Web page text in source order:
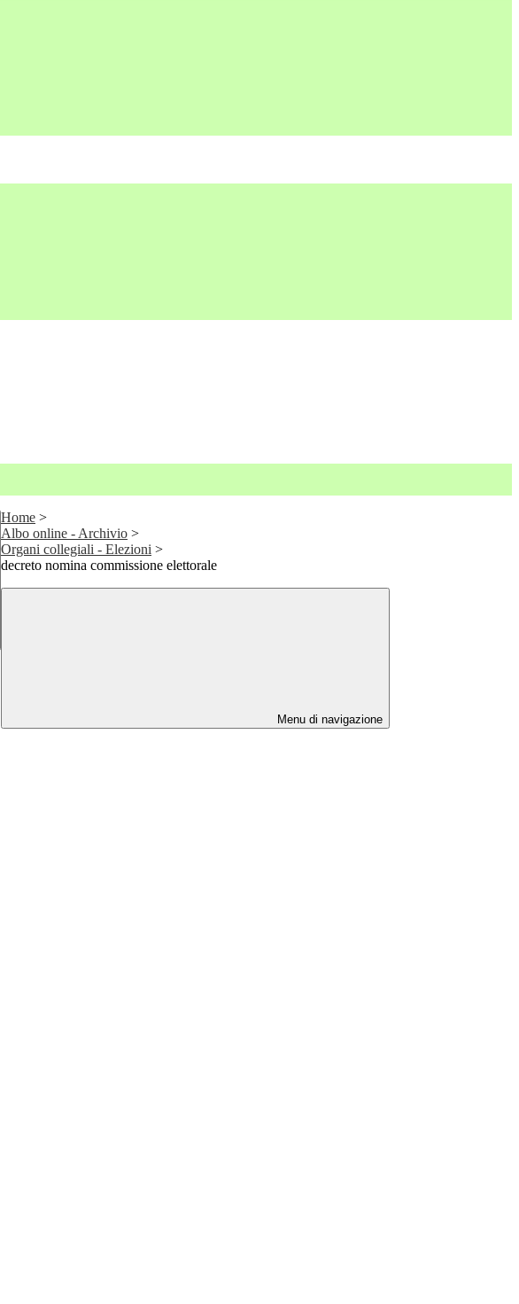
Home >
Albo online - Archivio >
Organi collegiali - Elezioni >
decreto nomina commissione elettorale
Menu di navigazione